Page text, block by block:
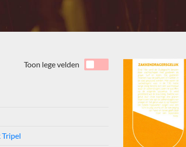
Toon lege velden
Tripel